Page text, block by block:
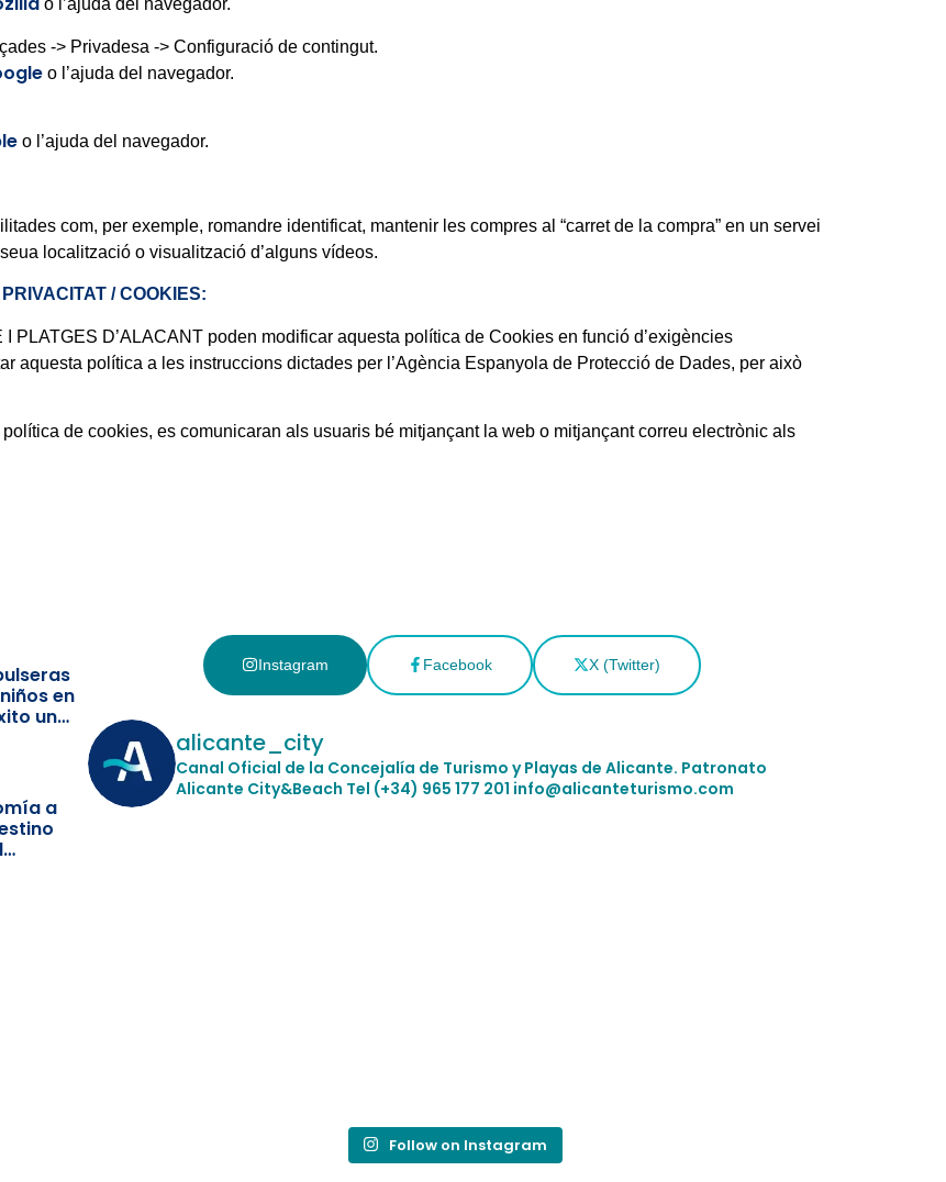
o l’ajuda del navegador.
-> Privadesa -> Configuració de contingut.
o l’ajuda del navegador.
o l’ajuda del navegador.
com, per exemple, romandre identificat, mantenir les compres al “carret de la compra” en un servei
localització o visualització d’alguns vídeos.
/ COOKIES:
PLATGES D’ALACANT poden modificar aquesta política de Cookies en funció d’exigències
aquesta política a les instruccions dictades per l’Agència Espanyola de Protecció de Dades, per això
de cookies, es comunicaran als usuaris bé mitjançant la web o mitjançant correu electrònic als
en
un
a
Instagram Facebook X (Twitter)
alicante_city
Canal Oficial de la Concejalía de Turismo y Playas de Alicante. Patronato
Alicante City&Beach Tel (+34) 965 177 201 info@alicanteturismo.com
Follow on Instagram